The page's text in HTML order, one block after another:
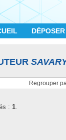
DÉPOSER
Regrouper
: 1.